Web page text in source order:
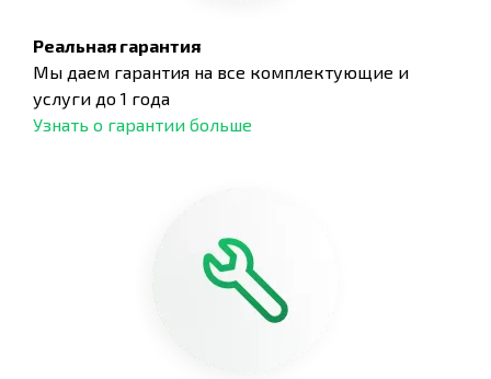
Реальная гарантия
Мы даем гарантия на все комплектующие и
услуги до 1 года
Узнать о гарантии больше